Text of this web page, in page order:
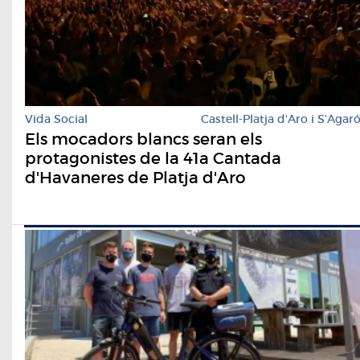
Vida Social Castell-Platja d'Aro i S'Agaró
Els mocadors blancs seran els
protagonistes de la 41a Cantada
d'Havaneres de Platja d'Aro